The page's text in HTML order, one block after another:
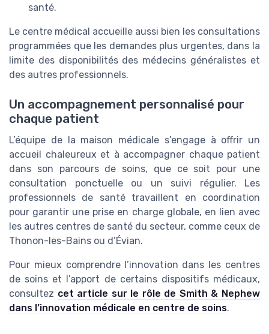
santé.
Le centre médical accueille aussi bien les consultations
programmées que les demandes plus urgentes, dans la
limite des disponibilités des médecins généralistes et
des autres professionnels.
Un accompagnement personnalisé pour
chaque patient
L’équipe de la maison médicale s’engage à offrir un
accueil chaleureux et à accompagner chaque patient
dans son parcours de soins, que ce soit pour une
consultation ponctuelle ou un suivi régulier. Les
professionnels de santé travaillent en coordination
pour garantir une prise en charge globale, en lien avec
les autres centres de santé du secteur, comme ceux de
Thonon-les-Bains ou d’Évian.
Pour mieux comprendre l’innovation dans les centres
de soins et l’apport de certains dispositifs médicaux,
consultez cet article sur le rôle de Smith & Nephew
dans l’innovation médicale en centre de soins.